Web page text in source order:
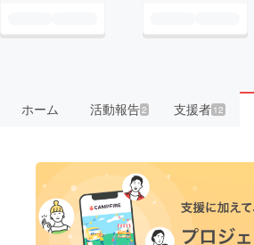
ホーム 活動報告2 支援者 12